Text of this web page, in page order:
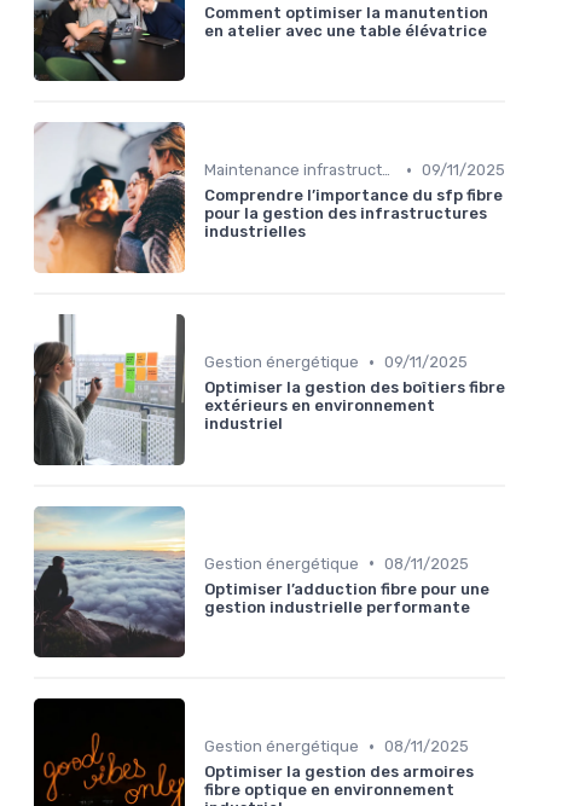
Comment optimiser la manutention
en atelier avec une table élévatrice
Maintenance infrastructures • 09/11/2025
Comprendre l’importance du sfp fibre
pour la gestion des infrastructures
industrielles
Gestion énergétique • 09/11/2025
Optimiser la gestion des boîtiers fibre
extérieurs en environnement
industriel
Gestion énergétique • 08/11/2025
Optimiser l’adduction fibre pour une
gestion industrielle performante
Gestion énergétique • 08/11/2025
Optimiser la gestion des armoires
fibre optique en environnement